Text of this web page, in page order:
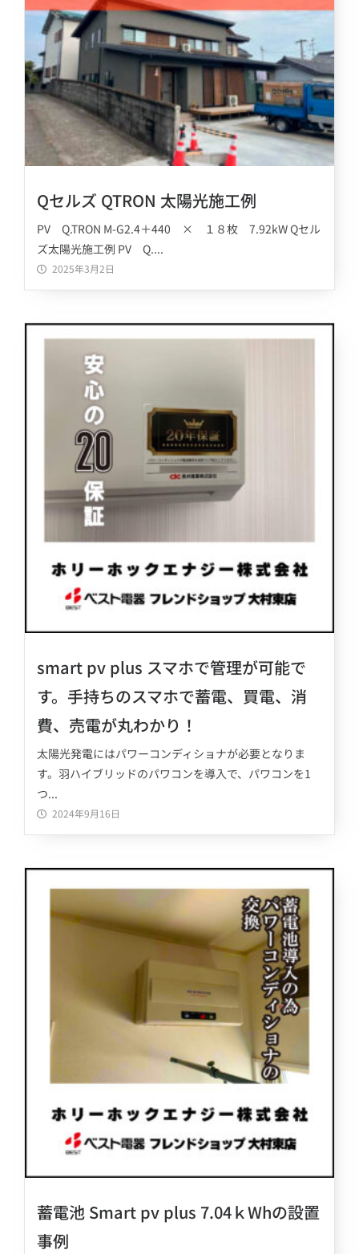
Qセルズ QTRON 太陽光施工例
PV Q.TRON M-G2.4＋440 × １８枚 7.92kW Qセル
ズ太陽光施工例 PV Q....
2025年3月2日
smart pv plus スマホで管理が可能で
す。手持ちのスマホで蓄電、買電、消
費、売電が丸わかり！
太陽光発電にはパワーコンディショナが必要となりま
す。羽ハイブリッドのパワコンを導入で、パワコンを1
つ...
2024年9月16日
蓄電池 Smart pv plus 7.04ｋWhの設置
事例